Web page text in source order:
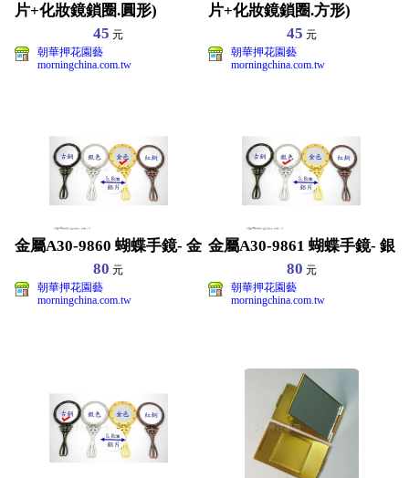
片+化妝鏡鎖圈.圓形)
45 元
朝華押花園藝
morningchina.com.tw
片+化妝鏡鎖圈.方形)
45 元
朝華押花園藝
morningchina.com.tw
金屬A30-9860 蝴蝶手鏡- 金
80 元
朝華押花園藝
morningchina.com.tw
金屬A30-9861 蝴蝶手鏡- 銀
80 元
朝華押花園藝
morningchina.com.tw